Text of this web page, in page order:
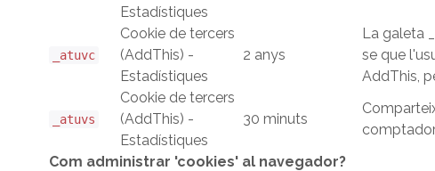
Estadístiques
_atuvc
Cookie de tercers
(AddThis) -
Estadístiques
2 anys
La galeta
se que
AddThis,
_atuvs
Cookie de tercers
(AddThis) -
Estadístiques
30 minuts
Com administrar 'cookies' al navegador?